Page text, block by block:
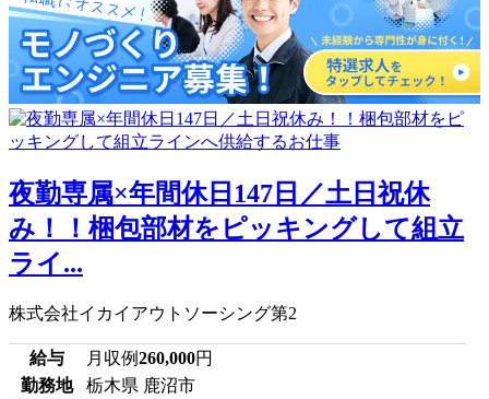
夜勤専属×年間休日147日／土日祝休
み！！梱包部材をピッキングして組立
ライ...
株式会社イカイアウトソーシング第2
給与 月収例260,000円
勤務地
栃木県 鹿沼市